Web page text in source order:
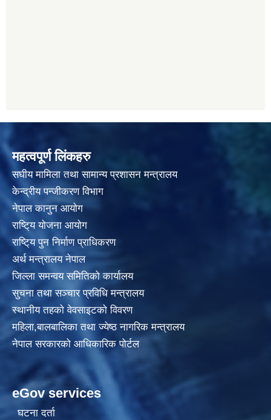
महत्वपूर्ण लिंकहरु
स‌घीय मामिला तथा सामान्य प्रशासन मन्त्रालय
केन्द्रीय पन्जीकरण विभाग
नेपाल कानुन आयाेग
राष्टि्य याेजना आयाेग
राष्टि्य पुन निर्माण प्राधिकरण
अर्थ मन्त्रालय नेपाल
जिल्ला समन्वय समितिको कार्यालय
सुचना तथा सञ्चार प्रविधि मन्त्रालय
स्थानीय तहकाे वेवसाइटकाे विवरण
महिला,बालबालिका तथा ज्येष्ठ नागरिक मन्त्रालय
नेपाल सरकारको आधिकारिक पोर्टल
eGov services
घटना दर्ता